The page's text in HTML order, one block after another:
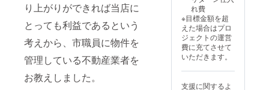
り上がりができれば当店に
とっても利益であるという
考えから、市職員に物件を
管理している不動産業者を
お教えしました。
れ費
※目標金額を超
えた場合はプロ
ジェクトの運営
費に充てさせて
いただきます。
支援に関するよ